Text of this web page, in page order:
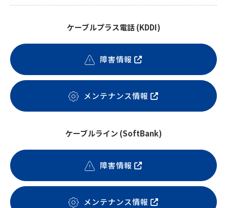
ケーブルプラス電話 (KDDI)
障害情報
メンテナンス情報
ケーブルライン (SoftBank)
障害情報
メンテナンス情報